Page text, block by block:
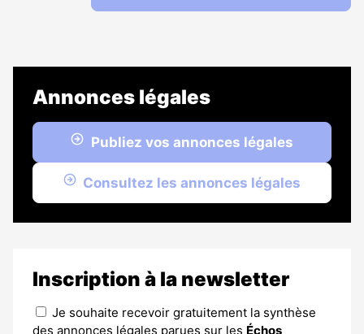
Annonces légales
Publiez vos annonces légales
Consultez les annonces légales
Inscription à la newsletter
Je souhaite recevoir gratuitement la synthèse
des annonces légales parues sur les Échos